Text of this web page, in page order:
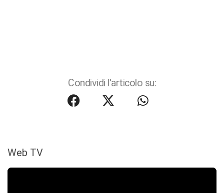
Condividi l'articolo su:
Web TV